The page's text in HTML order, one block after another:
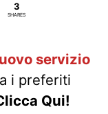
3
SHARES
servizio
i preferiti
Qui!